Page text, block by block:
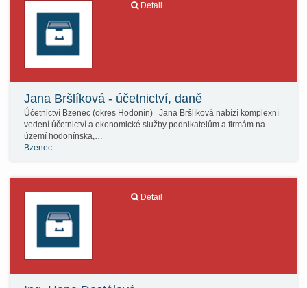
Detail
Jana Bršlíková - účetnictví, daně
Účetnictví Bzenec (okres Hodonín) Jana Bršlíková nabízí komplexní
vedení účetnictví a ekonomické služby podnikatelům a firmám na
území hodonínska,…
Bzenec
Detail